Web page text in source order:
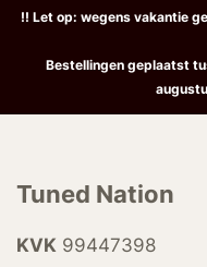
!! Let op: wegens vakantie
Bestellingen geplaatst
Tuned Nation
KVK 99447398